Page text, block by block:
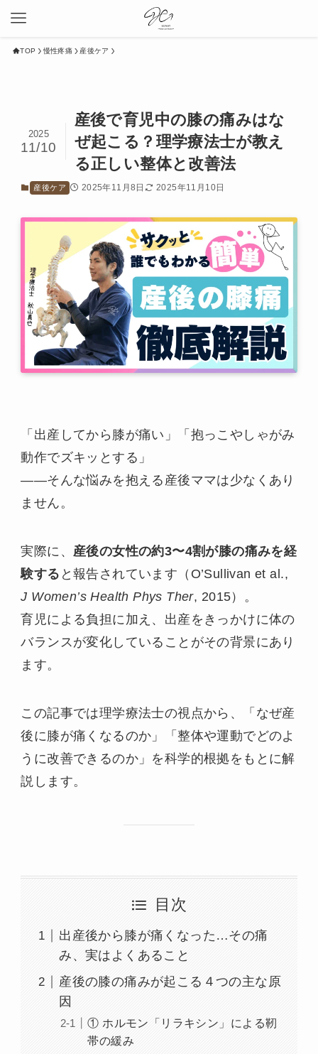
TOP 慢性疼痛 産後ケア
産後で育児中の膝の痛みはな
ぜ起こる？理学療法士が教え
る正しい整体と改善法
2025
11/10
産後ケア 2025年11月8日 2025年11月10日
「出産してから膝が痛い」「抱っこやしゃがみ
動作でズキッとする」
——そんな悩みを抱える産後ママは少なくあり
ません。
実際に、 産後の女性の約3〜4割が膝の痛みを経
験する と報告されています（O’Sullivan et al.,
J Women’s Health Phys Ther, 2015）。
育児による負担に加え、出産をきっかけに体の
バランスが変化していることがその背景にあり
ます。
この記事では理学療法士の視点から、「なぜ産
後に膝が痛くなるのか」「整体や運動でどのよ
うに改善できるのか」を科学的根拠をもとに解
説します。
目次
出産後から膝が痛くなった…その痛
み、実はよくあること
産後の膝の痛みが起こる４つの主な原
因
① ホルモン「リラキシン」による靭
帯の緩み